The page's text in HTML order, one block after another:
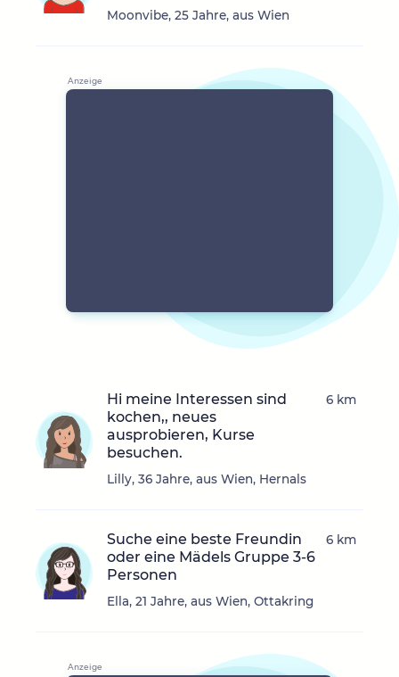
Moonvibe, 25 Jahre, aus Wien
Hi meine Interessen sind
kochen,, neues
ausprobieren, Kurse
besuchen.
Lilly, 36 Jahre, aus Wien, Hernals
6 km
Suche eine beste Freundin
oder eine Mädels Gruppe 3-6
Personen
Ella, 21 Jahre, aus Wien, Ottakring
6 km